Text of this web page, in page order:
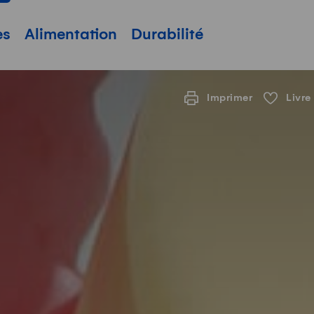
Alimentation Durabilité
Imprimer Livre